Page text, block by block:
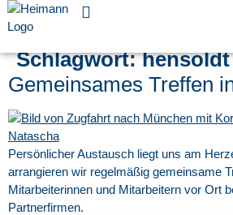
Schlagwort:hensoldt
Gemeinsames Treffen
Persönlicher Austausch liegt uns am
arrangieren wir regelmäßig gemeinsame
Mitarbeiterinnen und Mitarbeitern vor Ort
Partnerfirmen.